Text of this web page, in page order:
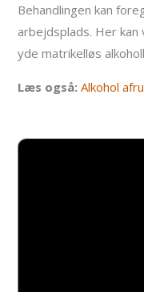
Behandlingen kan
arbejdsplads. Her
yde matrikelløs
Læs også:Alkohol